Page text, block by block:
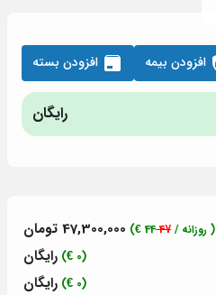
رایگان
( روزانه / 47
44
€) 47,300,000 تومان
(0 €)
رایگان
(0 €) رایگان